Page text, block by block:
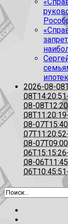
2026-08-
08-
08-
08-
08-